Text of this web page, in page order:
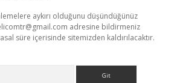
aykırı olduğunu düşündüğünüz
adresine bildirmeniz
süre içerisinde sitemizden kaldırılacaktır.